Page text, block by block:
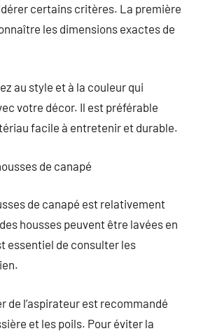
certains critères. La première
les dimensions exactes de
au style et à la couleur qui
votre décor. Il est préférable
facile à entretenir et durable.
de canapé
de canapé est relativement
housses peuvent être lavées en
essentiel de consulter les
de l’aspirateur est recommandé
et les poils. Pour éviter la